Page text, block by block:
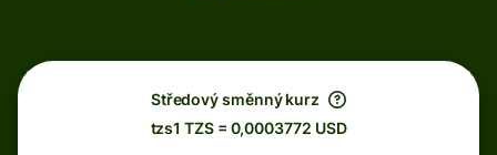
Středový směnný kurz
tzs1 TZS = 0,0003772 USD